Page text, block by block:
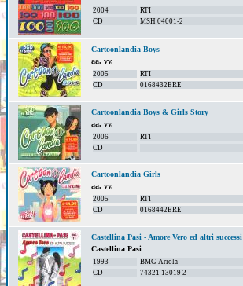
2004
RTI
CD
MSH 04001-2
Cartoonlandia Boys
aa. vv.
2005
RTI
CD
0168432ERE
Cartoonlandia Boys & Girls Story
aa. vv.
2006
RTI
CD
Cartoonlandia Girls
aa. vv.
2005
RTI
CD
0168442ERE
Castellina Pasi - Amore Vero ed altri successi
Castellina Pasi
1993
BMG Ariola
CD
74321 13019 2